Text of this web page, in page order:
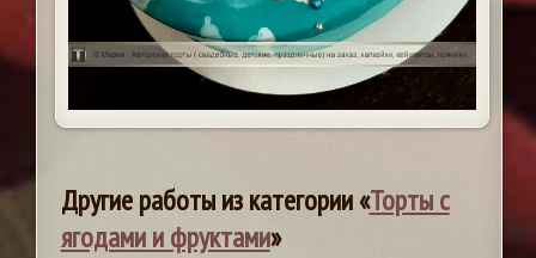
Другие работы из категории «Торты с
ягодами и фруктами»